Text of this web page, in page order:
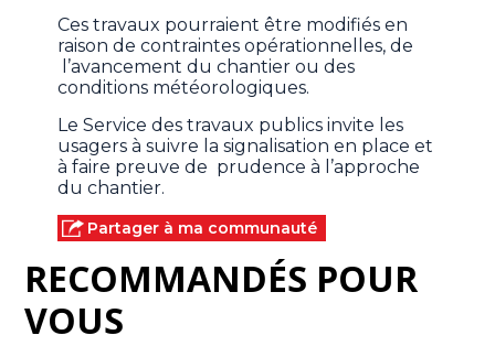
Ces travaux pourraient être modifiés en
raison de contraintes opérationnelles, de
l’avancement du chantier ou des
conditions météorologiques.
Le Service des travaux publics invite les
usagers à suivre la signalisation en place et
à faire preuve de prudence à l’approche
du chantier.
Partager à ma communauté
RECOMMANDÉS POUR
VOUS